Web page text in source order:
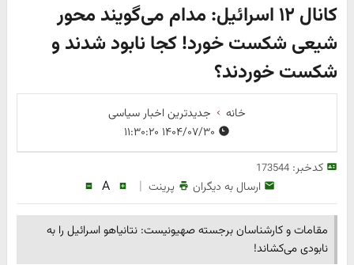
کانال ۱۲ اسرائیل: مدام می‌گویند محور
شیعی شکست خورد! کجا نابود شدند و
شکست خوردند؟
خانه
جدیدترین اخبار سیاسی
کدخبر:173544
ارسال به دیگران پرینت |
A
مقامات و کارشناسان برجسته صهیونیست: نتانیاهو اسرائیل را به
نابودی می‌کشاند!